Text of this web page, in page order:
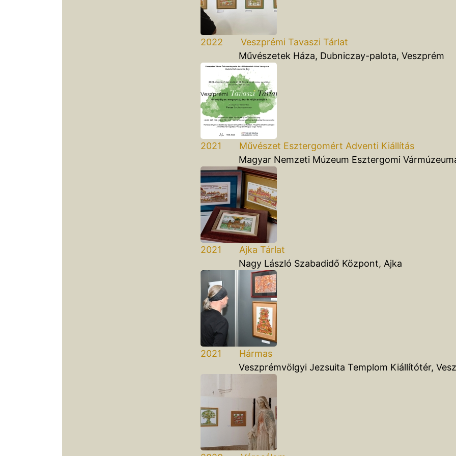
2022 Veszprémi Tavaszi Tárlat
Művészetek Háza, Dubniczay-palota, Veszprém
2021 Művészet Esztergomért Adventi Kiállítás
Magyar Nemzeti Múzeum Esztergomi
2021 Ajka Tárlat
Nagy László Szabadidő Központ, Ajka
2021 Hármas
Veszprémvölgyi Jezsuita Templom Kiállítótér,